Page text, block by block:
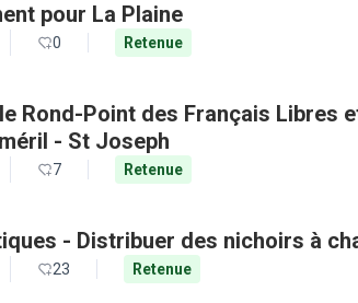
pour La Plaine
0 Retenue
Rond-Point des Français Libres
- St Joseph
7 Retenue
- Distribuer des nichoirs à
23 Retenue